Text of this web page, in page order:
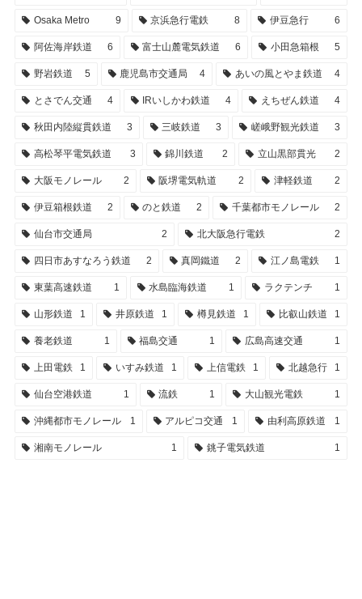
Osaka Metro 9 京浜急行電鉄 8 伊豆急行 6
阿佐海岸鉄道 6 富士山麓電気鉄道 6 小田急箱根 5
野岩鉄道 5 鹿児島市交通局 4 あいの風とやま鉄道 4
とさでん交通 4 IRいしかわ鉄道 4 えちぜん鉄道 4
秋田内陸縦貫鉄道 3 三岐鉄道 3 嵯峨野観光鉄道 3
高松琴平電気鉄道 3 錦川鉄道 2 立山黒部貫光 2
大阪モノレール 2 阪堺電気軌道 2 津軽鉄道 2
伊豆箱根鉄道 2 のと鉄道 2 千葉都市モノレール 2
仙台市交通局 2 北大阪急行電鉄 2
四日市あすなろう鉄道 2 真岡鐵道 2 江ノ島電鉄 1
東葉高速鉄道 1 水島臨海鉄道 1 ラクテンチ 1
山形鉄道 1 井原鉄道 1 樽見鉄道 1 比叡山鉄道 1
養老鉄道 1 福島交通 1 広島高速交通 1
上田電鉄 1 いすみ鉄道 1 上信電鉄 1 北越急行 1
仙台空港鉄道 1 流鉄 1 大山観光電鉄 1
沖縄都市モノレール 1 アルピコ交通 1 由利高原鉄道 1
湘南モノレール 1 銚子電気鉄道 1